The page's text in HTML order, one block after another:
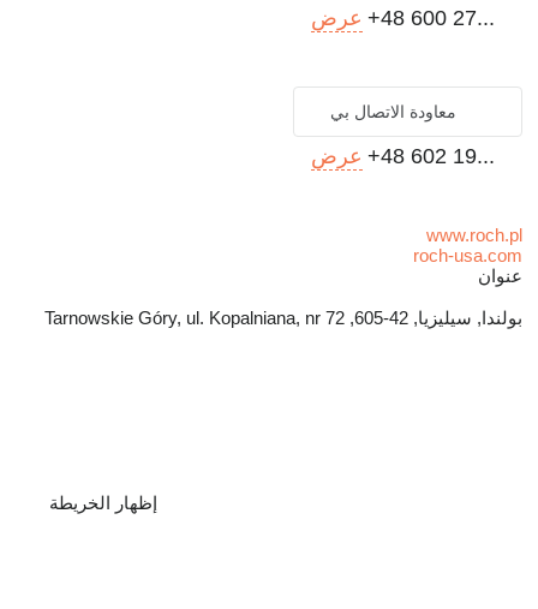
+48 600 27... عرض
معاودة الاتصال بي
+48 602 19... عرض
www.roch.pl
roch-usa.com
عنوان
بولندا, سيليزيا, 42-605, Tarnowskie Góry, ul. Kopalniana, nr 72
إظهار الخريطة